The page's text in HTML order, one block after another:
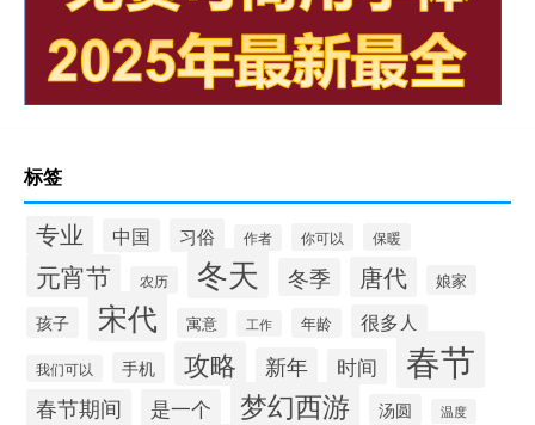
标签
专业 中国 习俗 作者 你可以 保暖
元宵节 农历 冬天 冬季 唐代 娘家
孩子 宋代 寓意 工作 年龄 很多人
我们可以 手机 攻略 新年 时间 春节
春节期间 是一个 梦幻西游 汤圆 温度